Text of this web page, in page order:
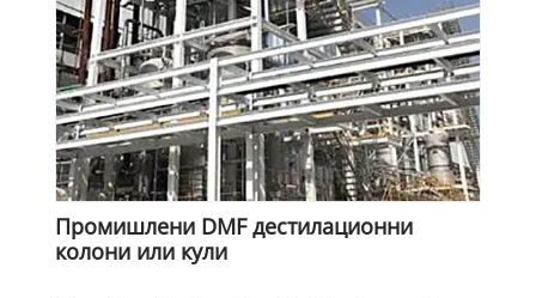
Промишлени DMF дестилационни
колони или кули